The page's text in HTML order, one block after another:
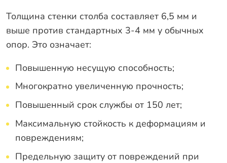
Калькулятор ЖБ свай
Заказать звонок
Толщина стенки столба составляет 6,5 мм и
выше против стандартных 3-4 мм у обычных
опор. Это означает:
Повышенную несущую способность;
Многократно увеличенную прочность;
Повышенный срок службы от 150 лет;
Максимальную стойкость к деформациям и
повреждениям;
Предельную защиту от повреждений при